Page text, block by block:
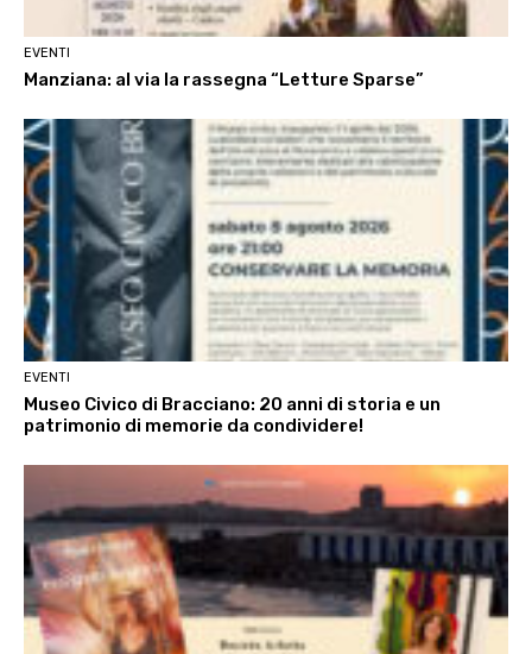
EVENTI
Manziana: al via la rassegna “Letture Sparse”
EVENTI
Museo Civico di Bracciano: 20 anni di storia e un
patrimonio di memorie da condividere!